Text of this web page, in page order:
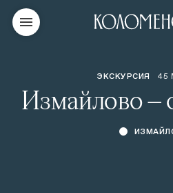
ЭКСКУРСИЯ 45
Измайлово —